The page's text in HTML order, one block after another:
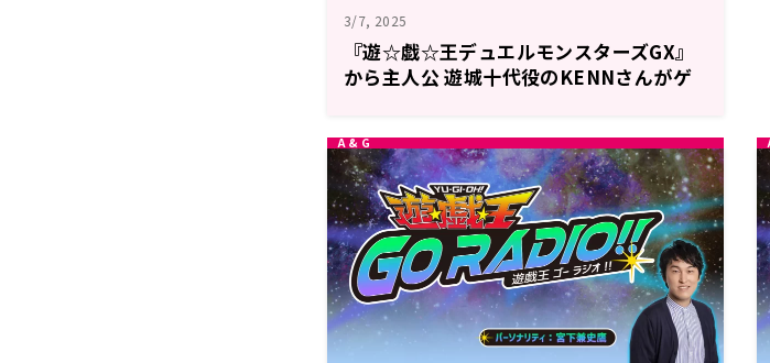
3/7, 2025
『遊☆戯☆王デュエルモンスターズGX』
から主人公 遊城十代役のKENNさんがゲ